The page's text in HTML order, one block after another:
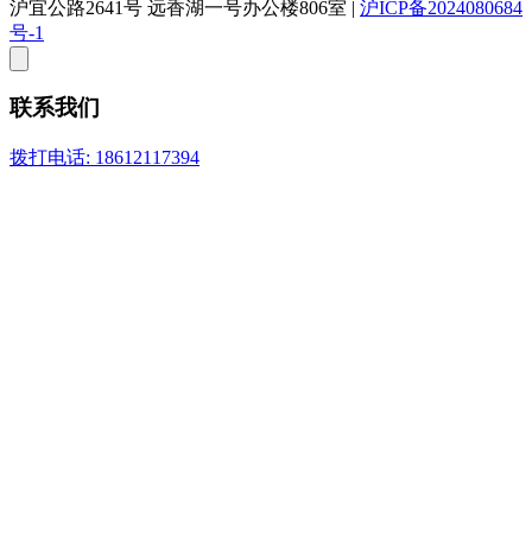
沪宜公路2641号 远香湖一号办公楼806室 | 沪ICP备2024080684
号-1
联系我们
拨打电话: 18612117394